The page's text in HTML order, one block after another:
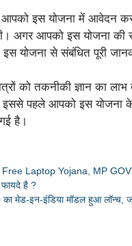
आपको इस योजना में आवेदन
अगर आपको इस योजना की
योजना से संबंधित पूरी
को तकनीकी ज्ञान का लाभ
पहले आपको इस योजना के
है।
Free Laptop Yojana
MP
फायदे है ?
मेड-इन-इंडिया मॉडल हुआ लॉन्च,